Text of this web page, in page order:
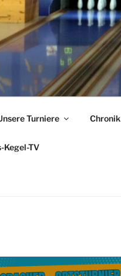
Turniere Chronik
Kegel-TV